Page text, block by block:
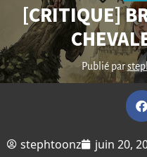
[CRITIQUE]
Publié par
stephtoonz juin 20,